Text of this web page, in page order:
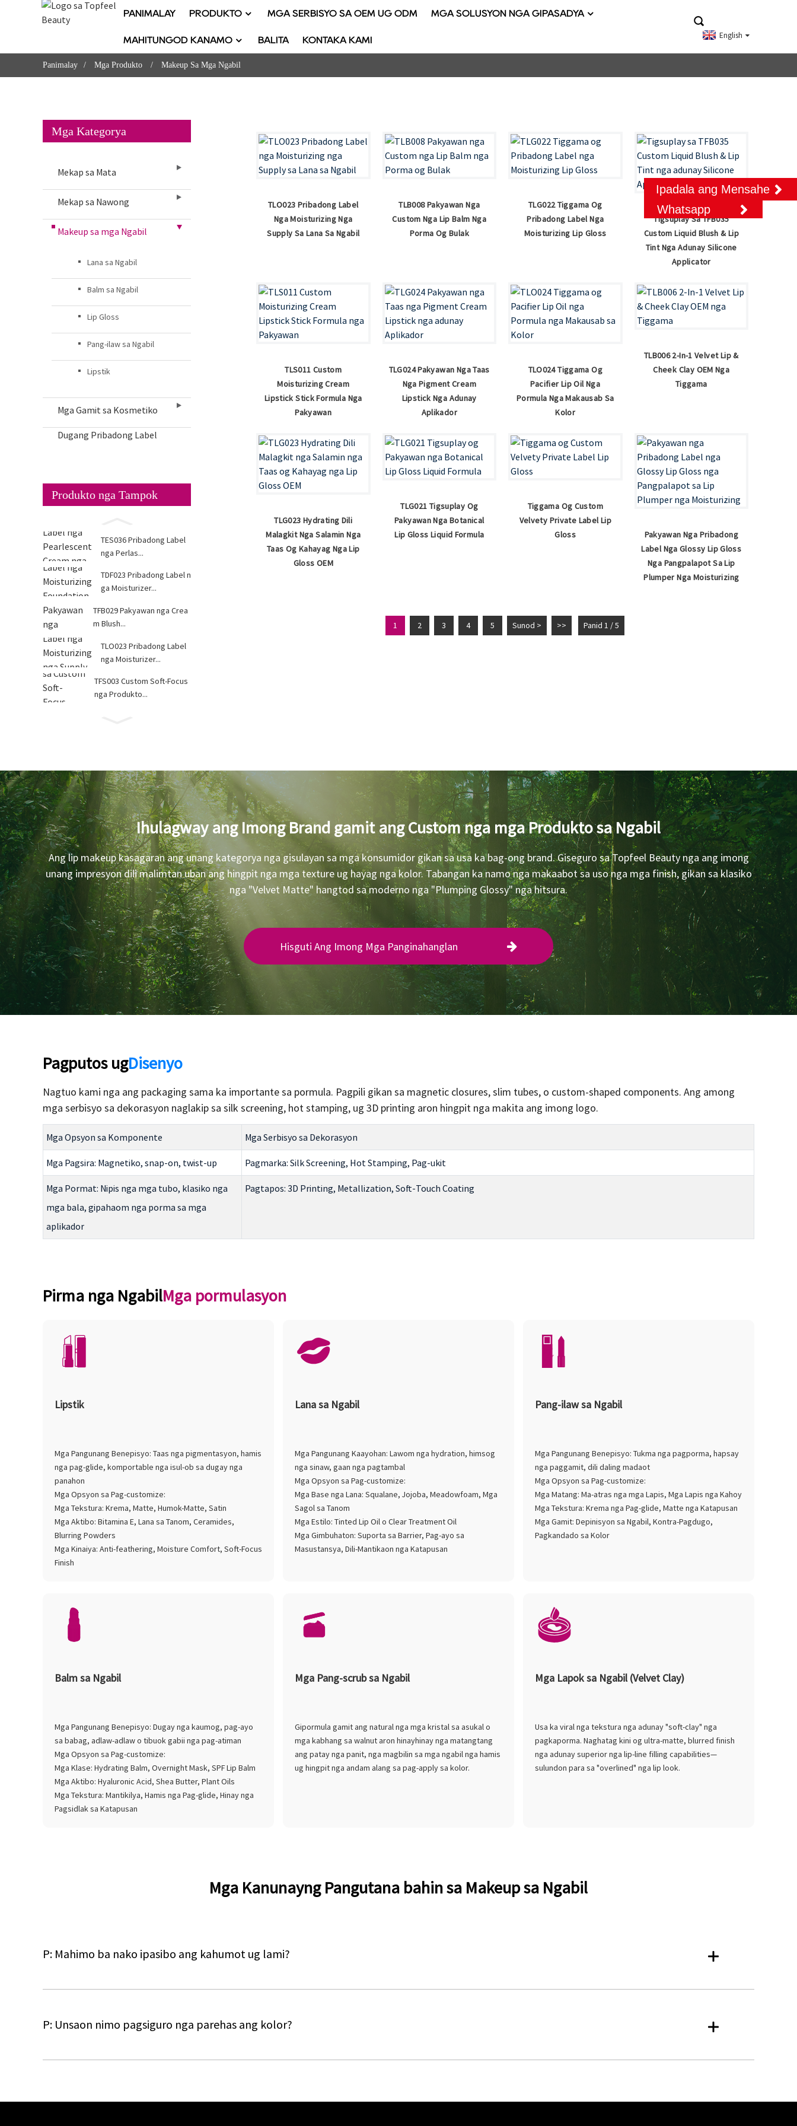
PANIMALAY PRODUKTO MGA SERBISYO SA OEM UG ODM MGA SOLUSYON NGA GIPASADYA
MAHITUNGOD KANAMO BALITA KONTAKA KAMI English
Panimalay Mga Produkto Makeup Sa Mga Ngabil
Mga Kategorya
Mekap sa Mata
Mekap sa Nawong
Makeup sa mga Ngabil
Lana sa Ngabil
Balm sa Ngabil
Lip Gloss
Pang-ilaw sa Ngabil
Lipstik
Mga Gamit sa Kosmetiko
Dugang Pribadong Label
Produkto nga Tampok
TES036 Pribadong Label
nga Perlas...
TDF023 Pribadong Label n
ga Moisturizer...
TFB029 Pakyawan nga Crea
m Blush...
TLO023 Pribadong Label
nga Moisturizer...
TFS003 Custom Soft-Focus
nga Produkto...
TLO023 Pribadong Label
Nga Moisturizing Nga
Supply Sa Lana Sa Ngabil
TLB008 Pakyawan Nga
Custom Nga Lip Balm Nga
Porma Og Bulak
TLG022 Tiggama Og
Pribadong Label Nga
Moisturizing Lip Gloss
Tigsuplay Sa TFB035
Custom Liquid Blush & Lip
Tint Nga Adunay Silicone
Applicator
TLS011 Custom
Moisturizing Cream
Lipstick Stick Formula Nga
Pakyawan
TLG024 Pakyawan Nga Taas
Nga Pigment Cream
Lipstick Nga Adunay
Aplikador
TLO024 Tiggama Og
Pacifier Lip Oil Nga
Pormula Nga Makausab Sa
Kolor
TLB006 2-In-1 Velvet Lip &
Cheek Clay OEM Nga
Tiggama
TLG023 Hydrating Dili
Malagkit Nga Salamin Nga
Taas Og Kahayag Nga Lip
Gloss OEM
TLG021 Tigsuplay Og
Pakyawan Nga Botanical
Lip Gloss Liquid Formula
Tiggama Og Custom
Velvety Private Label Lip
Gloss
Pakyawan Nga Pribadong
Label Nga Glossy Lip Gloss
Nga Pangpalapot Sa Lip
Plumper Nga Moisturizing
1 2 3 4 5 Sunod > >> Panid 1 / 5
Ihulagway ang Imong Brand gamit ang Custom nga mga Produkto sa Ngabil
Ang lip makeup kasagaran ang unang kategorya nga gisulayan sa mga konsumidor gikan sa usa ka bag-ong brand. Giseguro sa Topfeel Beauty nga ang imong
unang impresyon dili malimtan uban ang hingpit nga mga texture ug hayag nga kolor. Tabangan ka namo nga makaabot sa uso nga mga finish, gikan sa klasiko
nga "Velvet Matte" hangtod sa moderno nga "Plumping Glossy" nga hitsura.
Hisguti Ang Imong Mga Panginahanglan
Pagputos ugDisenyo
Nagtuo kami nga ang packaging sama ka importante sa pormula. Pagpili gikan sa magnetic closures, slim tubes, o custom-shaped components. Ang among
mga serbisyo sa dekorasyon naglakip sa silk screening, hot stamping, ug 3D printing aron hingpit nga makita ang imong logo.
Mga Opsyon sa Komponente Mga Serbisyo sa Dekorasyon
Mga Pagsira: Magnetiko, snap-on, twist-up Pagmarka: Silk Screening, Hot Stamping, Pag-ukit
Mga Pormat: Nipis nga mga tubo, klasiko nga
mga bala, gipahaom nga porma sa mga
aplikador
Pagtapos: 3D Printing, Metallization, Soft-Touch Coating
Pirma nga NgabilMga pormulasyon
Lipstik
Mga Pangunang Benepisyo: Taas nga pigmentasyon, hamis
nga pag-glide, komportable nga isul-ob sa dugay nga
panahon
Mga Opsyon sa Pag-customize:
Mga Tekstura: Krema, Matte, Humok-Matte, Satin
Mga Aktibo: Bitamina E, Lana sa Tanom, Ceramides,
Blurring Powders
Mga Kinaiya: Anti-feathering, Moisture Comfort, Soft-Focus
Finish
Lana sa Ngabil
Mga Pangunang Kaayohan: Lawom nga hydration, himsog
nga sinaw, gaan nga pagtambal
Mga Opsyon sa Pag-customize:
Mga Base nga Lana: Squalane, Jojoba, Meadowfoam, Mga
Sagol sa Tanom
Mga Estilo: Tinted Lip Oil o Clear Treatment Oil
Mga Gimbuhaton: Suporta sa Barrier, Pag-ayo sa
Masustansya, Dili-Mantikaon nga Katapusan
Pang-ilaw sa Ngabil
Mga Pangunang Benepisyo: Tukma nga pagporma, hapsay
nga paggamit, dili daling madaot
Mga Opsyon sa Pag-customize:
Mga Matang: Ma-atras nga mga Lapis, Mga Lapis nga Kahoy
Mga Tekstura: Krema nga Pag-glide, Matte nga Katapusan
Mga Gamit: Depinisyon sa Ngabil, Kontra-Pagdugo,
Pagkandado sa Kolor
Balm sa Ngabil
Mga Pangunang Benepisyo: Dugay nga kaumog, pag-ayo
sa babag, adlaw-adlaw o tibuok gabii nga pag-atiman
Mga Opsyon sa Pag-customize:
Mga Klase: Hydrating Balm, Overnight Mask, SPF Lip Balm
Mga Aktibo: Hyaluronic Acid, Shea Butter, Plant Oils
Mga Tekstura: Mantikilya, Hamis nga Pag-glide, Hinay nga
Pagsidlak sa Katapusan
Mga Pang-scrub sa Ngabil
Gipormula gamit ang natural nga mga kristal sa asukal o
mga kabhang sa walnut aron hinayhinay nga matangtang
ang patay nga panit, nga magbilin sa mga ngabil nga hamis
ug hingpit nga andam alang sa pag-apply sa kolor.
Mga Lapok sa Ngabil (Velvet Clay)
Usa ka viral nga tekstura nga adunay "soft-clay" nga
pagkaporma. Naghatag kini og ultra-matte, blurred finish
nga adunay superior nga lip-line filling capabilities—
sulundon para sa "overlined" nga lip look.
Mga Kanunayng Pangutana bahin sa Makeup sa Ngabil
P: Mahimo ba nako ipasibo ang kahumot ug lami?
P: Unsaon nimo pagsiguro nga parehas ang kolor?
Ipadala ang Mensahe
Whatsapp